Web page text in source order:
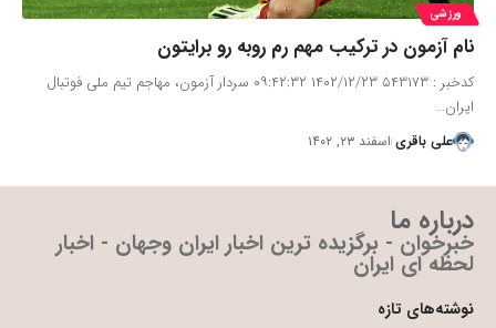
ورزشی
نام آزمون در ترکیب مهم رم روبه رو برایتون
کدخبر : ۵۴۳۱۷۳ ۱۴۰۲/۱۲/۲۳ ۰۹:۴۲:۳۲ سردار آزمون، مهاجم تیم ملی فوتبال
ایران…
علی باقری اسفند ۲۳, ۱۴۰۲
درباره ما
خبرخوان - برگزیده ترین اخبار ایران وجهان - اخبار
لحظه ای ایران
نوشته‌های تازه